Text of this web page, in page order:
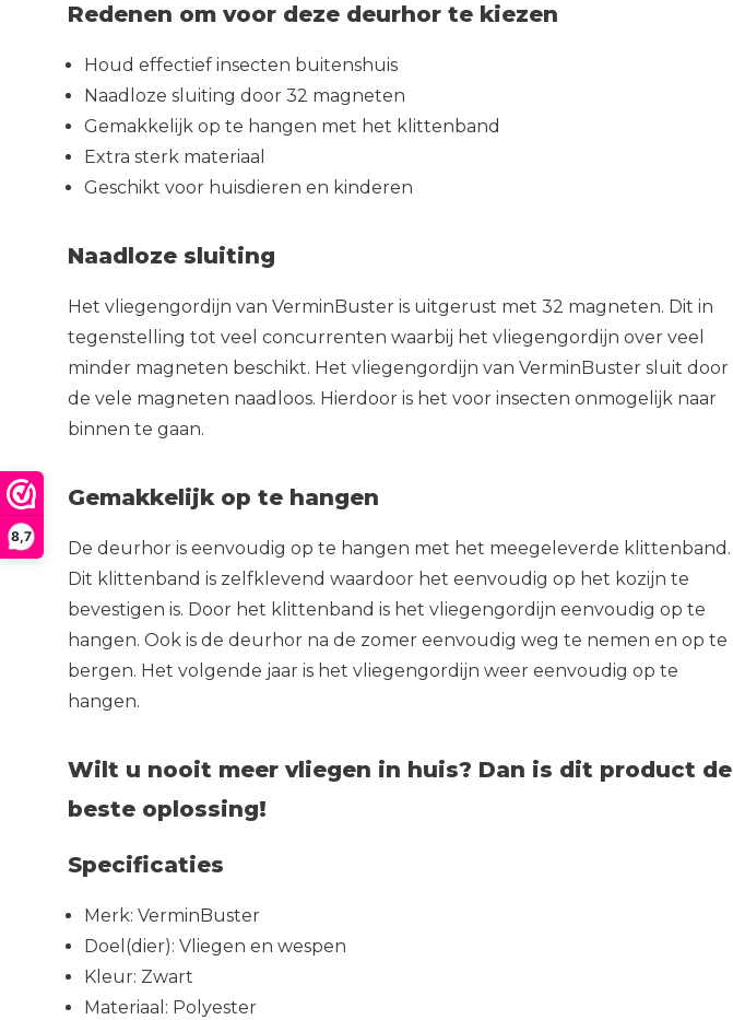
8,7
Redenen om voor deze deurhor te kiezen
Houd effectief insecten buitenshuis
Naadloze sluiting door 32 magneten
Gemakkelijk op te hangen met het klittenband
Extra sterk materiaal
Geschikt voor huisdieren en kinderen
Naadloze sluiting
Het vliegengordijn van VerminBuster is uitgerust met 32 magneten. Dit in
tegenstelling tot veel concurrenten waarbij het vliegengordijn over veel
minder magneten beschikt. Het vliegengordijn van VerminBuster sluit door
de vele magneten naadloos. Hierdoor is het voor insecten onmogelijk naar
binnen te gaan.
Gemakkelijk op te hangen
De deurhor is eenvoudig op te hangen met het meegeleverde klittenband.
Dit klittenband is zelfklevend waardoor het eenvoudig op het kozijn te
bevestigen is. Door het klittenband is het vliegengordijn eenvoudig op te
hangen. Ook is de deurhor na de zomer eenvoudig weg te nemen en op te
bergen. Het volgende jaar is het vliegengordijn weer eenvoudig op te
hangen.
Wilt u nooit meer vliegen in huis? Dan is dit product de
beste oplossing!
Specificaties
Merk: VerminBuster
Doel(dier): Vliegen en wespen
Kleur: Zwart
Materiaal: Polyester